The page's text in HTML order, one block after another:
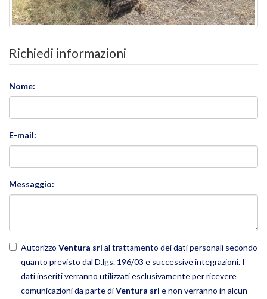
Richiedi informazioni
Nome:
E-mail:
Messaggio:
Autorizzo Ventura srl al trattamento dei dati personali secondo
quanto previsto dal D.lgs. 196/03 e successive integrazioni. I
dati inseriti verranno utilizzati esclusivamente per ricevere
comunicazioni da parte diVentura srl e non verranno in alcun